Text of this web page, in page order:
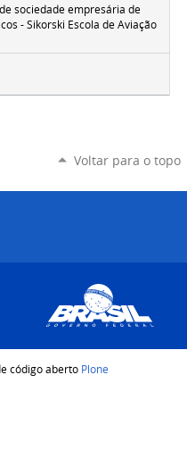
sociedade empresária de
- Sikorski Escola de Aviação
Voltar para o topo
código aberto Plone